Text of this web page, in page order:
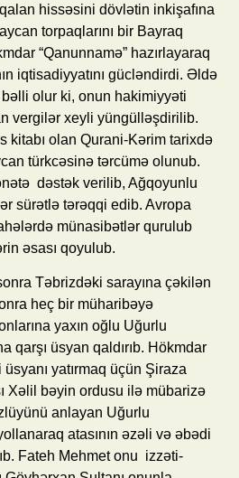
hissəsini dövlətin inkişafına
torpaqlarını bir Bayraq
“Qanunnamə” hazırlayaraq
iqtisadiyyatını gücləndirdi. Əldə
olur ki, onun hakimiyyəti
vergilər xeyli yüngülləşdirilib.
kitabı olan Qurani-Kərim tarixdə
türkcəsinə tərcümə olunub.
dəstək verilib, Ağqoyunlu
sürətlə tərəqqi edib. Avropa
münasibətlər qurulub
əsası qoyulub.
Təbrizdəki sarayına çəkilən
heç bir müharibəyə
yaxın oğlu Uğurlu
qarşı üsyan qaldırıb. Hökmdar
yatırmaq üçün Şiraza
Xəlil bəyin ordusu ilə mübarizə
anlayan Uğurlu
atasının əzəli və əbədi
Fateh Mehmet onu izzəti-